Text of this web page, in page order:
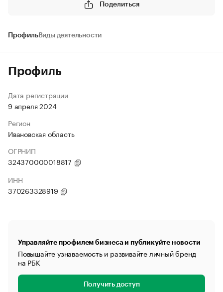
Поделиться
ПрофильВиды деятельности
Профиль
Дата регистрации
9 апреля 2024
Регион
Ивановская область
ОГРНИП
324370000018817
ИНН
370263328919
Управляйте профилем бизнеса и публикуйте новости
Повышайте узнаваемость и развивайте личный бренд
на РБК
Получить доступ